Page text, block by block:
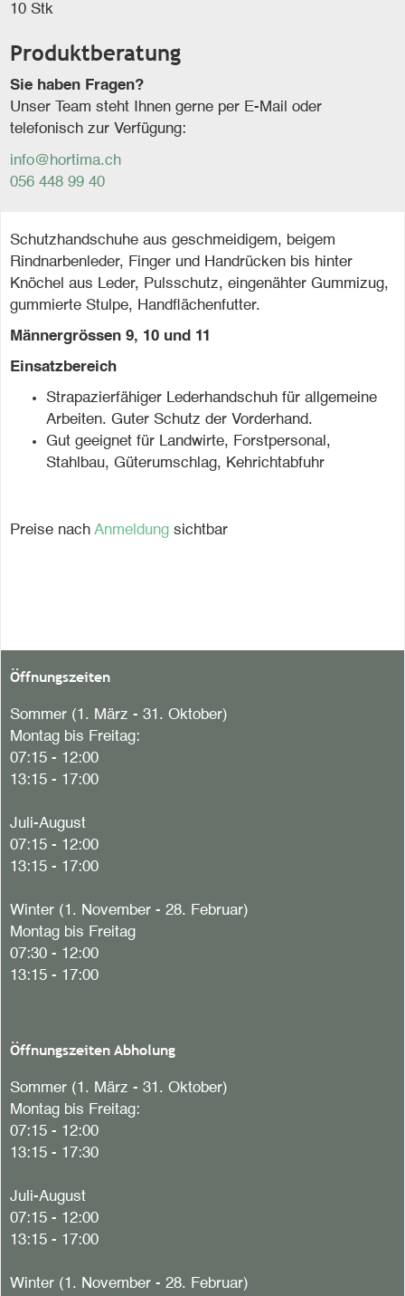
10 Stk
Produktberatung
Sie haben Fragen?
Unser Team steht Ihnen gerne per E-Mail oder
telefonisch zur Verfügung:
info@hortima.ch
056 448 99 40
Schutzhandschuhe aus geschmeidigem, beigem
Rindnarbenleder, Finger und Handrücken bis hinter
Knöchel aus Leder, Pulsschutz, eingenähter Gummizug,
gummierte Stulpe, Handflächenfutter.
Männergrössen 9, 10 und 11
Einsatzbereich
Strapazierfähiger Lederhandschuh für allgemeine
Arbeiten. Guter Schutz der Vorderhand.
Gut geeignet für Landwirte, Forstpersonal,
Stahlbau, Güterumschlag, Kehrichtabfuhr
Preise nach Anmeldung sichtbar
Öffnungszeiten
Sommer (1. März - 31. Oktober)
Montag bis Freitag:
07:15 - 12:00
13:15 - 17:00
Juli-August
07:15 - 12:00
13:15 - 17:00
Winter (1. November - 28. Februar)
Montag bis Freitag
07:30 - 12:00
13:15 - 17:00
Öffnungszeiten Abholung
Sommer (1. März - 31. Oktober)
Montag bis Freitag:
07:15 - 12:00
13:15 - 17:30
Juli-August
07:15 - 12:00
13:15 - 17:00
Winter (1. November - 28. Februar)